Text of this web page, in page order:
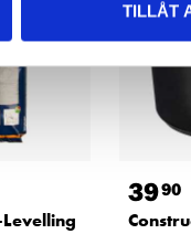
TILLÅT
3990